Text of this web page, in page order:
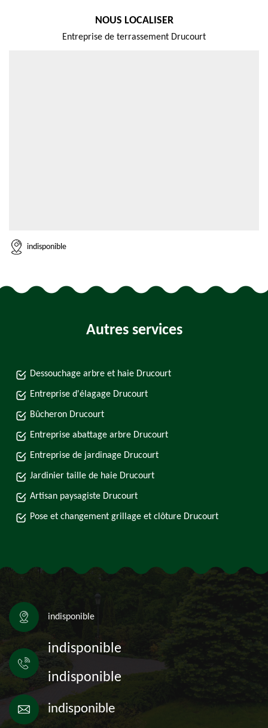
NOUS LOCALISER
Entreprise de terrassement Drucourt
indisponible
Autres services
Dessouchage arbre et haie Drucourt
Entreprise d'élagage Drucourt
Bûcheron Drucourt
Entreprise abattage arbre Drucourt
Entreprise de jardinage Drucourt
Jardinier taille de haie Drucourt
Artisan paysagiste Drucourt
Pose et changement grillage et clôture Drucourt
indisponible
indisponible
indisponible
indisponible